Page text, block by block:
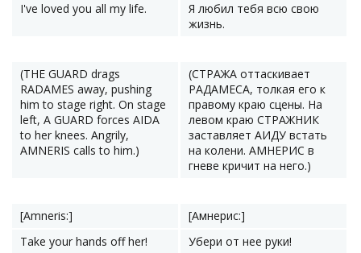
I've loved you all my life.
Я любил тебя всю свою
жизнь.
(THE GUARD drags
RADAMES away, pushing
him to stage right. On stage
left, A GUARD forces AIDA
to her knees. Angrily,
AMNERIS calls to him.)
(СТРАЖА оттаскивает
РАДАМЕСА, толкая его к
правому краю сцены. На
левом краю СТРАЖНИК
заставляет АИДУ встать
на колени. АМНЕРИС в
гневе кричит на него.)
[Amneris:]
[Амнерис:]
Take your hands off her!
Убери от нее руки!